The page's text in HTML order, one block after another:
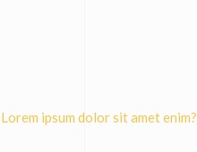
Lorem ipsum dolor sit amet enim?